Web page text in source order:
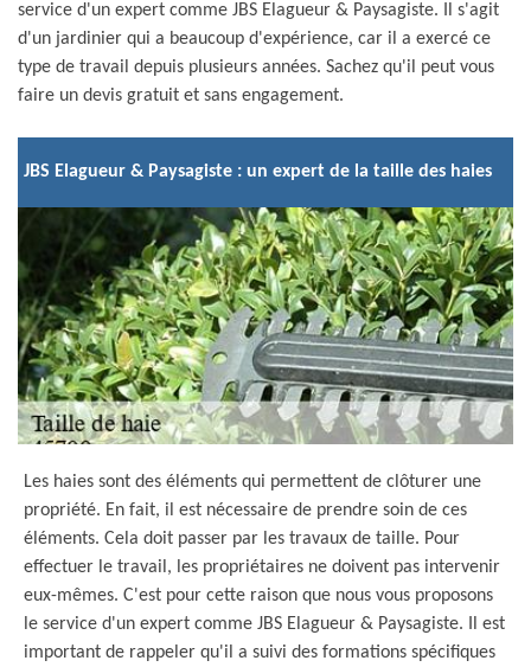
service d'un expert comme JBS Elagueur & Paysagiste. Il s'agit
d'un jardinier qui a beaucoup d'expérience, car il a exercé ce
type de travail depuis plusieurs années. Sachez qu'il peut vous
faire un devis gratuit et sans engagement.
JBS Elagueur & Paysagiste : un expert de la taille des haies
Les haies sont des éléments qui permettent de clôturer une
propriété. En fait, il est nécessaire de prendre soin de ces
éléments. Cela doit passer par les travaux de taille. Pour
effectuer le travail, les propriétaires ne doivent pas intervenir
eux-mêmes. C'est pour cette raison que nous vous proposons
le service d'un expert comme JBS Elagueur & Paysagiste. Il est
important de rappeler qu'il a suivi des formations spécifiques